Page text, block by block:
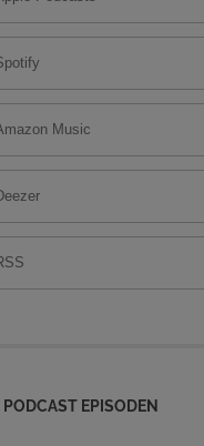
Music
EPISODEN